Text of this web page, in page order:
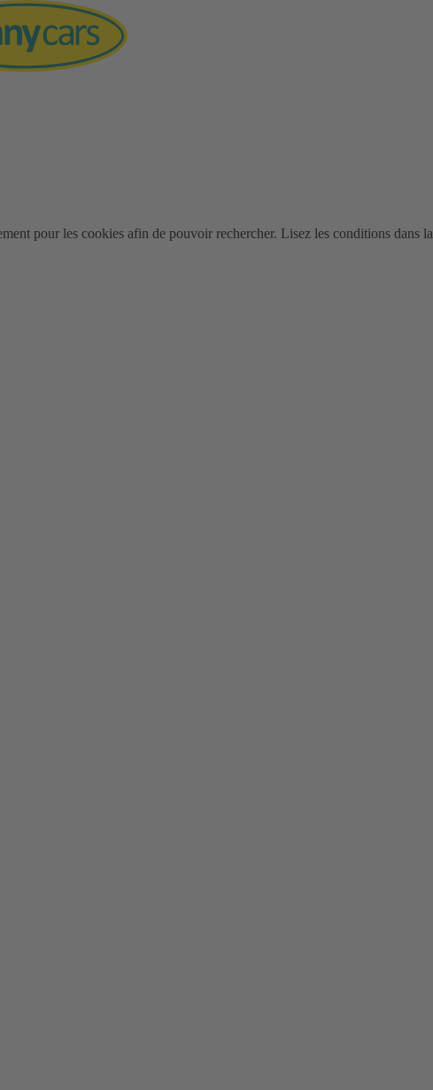
pour les cookies afin de pouvoir rechercher. Lisez les conditions dans la